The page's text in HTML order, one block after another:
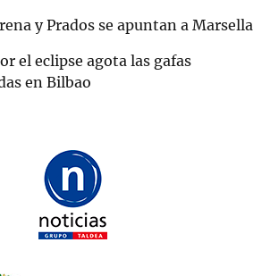
y Prados se apuntan a Marsella
el eclipse agota las gafas
en Bilbao